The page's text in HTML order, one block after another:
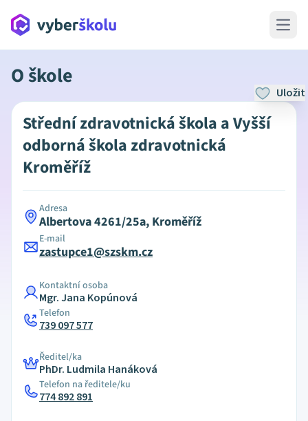
Open
O škole
Uložit
Střední zdravotnická škola a Vyšší
odborná škola zdravotnická
Kroměříž
Adresa
Albertova 4261/25a, Kroměříž
E-mail
zastupce1@szskm.cz
Kontaktní osoba
Mgr. Jana Kopúnová
Telefon
739 097 577
Ředitel/ka
PhDr. Ludmila Hanáková
Telefon na ředitele/ku
774 892 891